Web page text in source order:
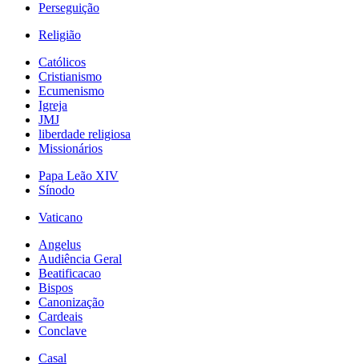
Perseguição
Religião
Católicos
Cristianismo
Ecumenismo
Igreja
JMJ
liberdade religiosa
Missionários
Papa Leão XIV
Sínodo
Vaticano
Angelus
Audiência Geral
Beatificacao
Bispos
Canonização
Cardeais
Conclave
Casal